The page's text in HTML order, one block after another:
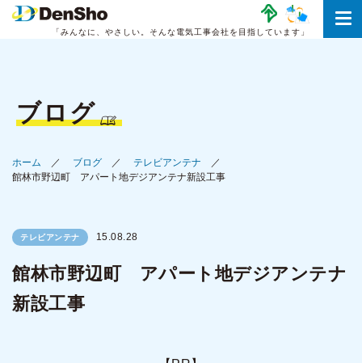
「みんなに、やさしい。 そんな電気工事会社を目指しています」
ブログ
ホーム ブログ
テレビアンテナ
館林市野辺町 アパート地デジアンテナ新設工事
テレビアンテナ 15.08.28
館林市野辺町 アパート地デジアンテナ
新設工事